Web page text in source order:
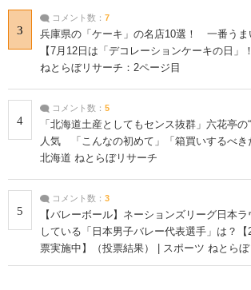
3
コメント数： 7
兵庫県の「ケーキ」の名店10選！ 一番うま
【7月12日は「デコレーションケーキの日」
ねとらぼリサーチ：2ページ目
4
コメント数： 5
「北海道土産としてもセンス抜群」六花亭の
人気 「こんなの初めて」「箱買いするべき
北海道 ねとらぼリサーチ
5
コメント数： 3
【バレーボール】ネーションズリーグ日本
している「日本男子バレー代表選手」は？
票実施中】（投票結果） | スポーツ ねとら